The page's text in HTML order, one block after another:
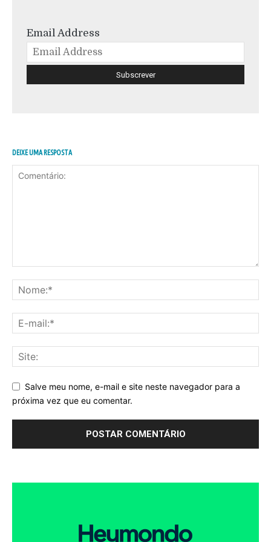
Email Address
DEIXE UMA RESPOSTA
Salve meu nome, e-mail e site neste navegador para a
próxima vez que eu comentar.